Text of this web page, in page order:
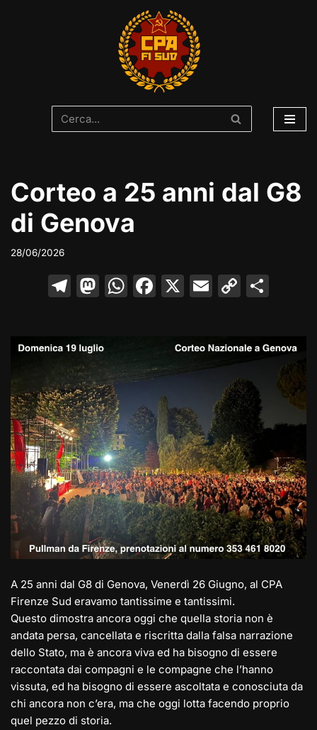
Corteo a 25 anni dal G8
di Genova
28/06/2026
T
gr
a
m
M
o
d
o
n
W
A
p
p
F
e
b
o
o
k
X E
l
C
y
Li
n
k
di
vi
di
A 25 anni dal G8 di Genova, Venerdì 26 Giugno, al CPA
Firenze Sud eravamo tantissime e tantissimi.
Questo dimostra ancora oggi che quella storia non è
andata persa, cancellata e riscritta dalla falsa narrazione
dello Stato, ma è ancora viva ed ha bisogno di essere
raccontata dai compagni e le compagne che l’hanno
vissuta, ed ha bisogno di essere ascoltata e conosciuta da
chi ancora non c’era, ma che oggi lotta facendo proprio
quel pezzo di storia.